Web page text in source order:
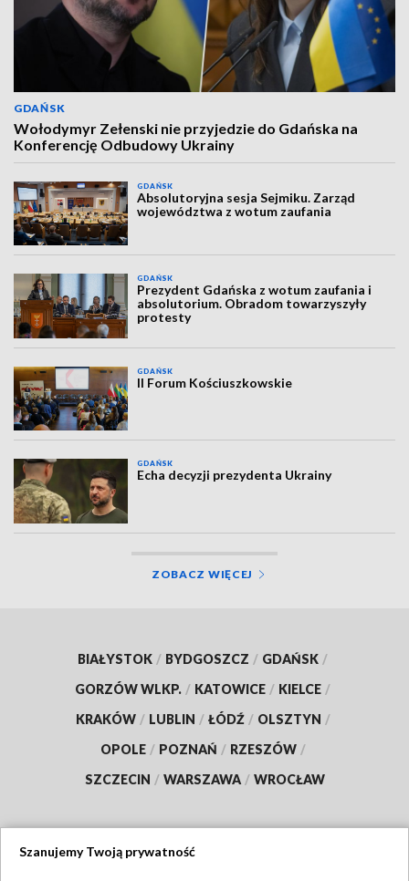
GDAŃSK
Wołodymyr Zełenski nie przyjedzie do Gdańska na
Konferencję Odbudowy Ukrainy
GDAŃSK
Absolutoryjna sesja Sejmiku. Zarząd
województwa z wotum zaufania
GDAŃSK
Prezydent Gdańska z wotum zaufania i
absolutorium. Obradom towarzyszyły
protesty
GDAŃSK
II Forum Kościuszkowskie
GDAŃSK
Echa decyzji prezydenta Ukrainy
ZOBACZ WIĘCEJ
BIAŁYSTOK / BYDGOSZCZ / GDAŃSK /
GORZÓW WLKP. / KATOWICE / KIELCE /
KRAKÓW / LUBLIN / ŁÓDŹ / OLSZTYN /
OPOLE / POZNAŃ / RZESZÓW /
SZCZECIN / WARSZAWA / WROCŁAW
Szanujemy Twoją prywatność